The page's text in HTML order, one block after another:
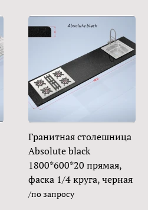
Гранитная столешница
Absolute black
1800*600*20 прямая,
фаска 1/4 круга, черная
/по запросу